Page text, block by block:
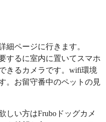
細ページに行きます。
するに室内に置いてスマホ
きるカメラです。wifi環境
。お留守番中のペットの見
しい方はFruboドッグカメ